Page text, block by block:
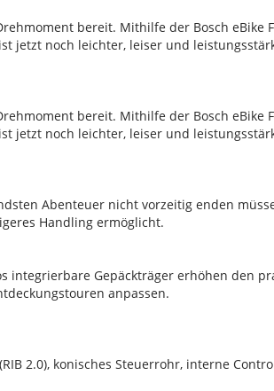
bereit. Mithilfe der Bosch eBike
jetzt noch leichter, leiser und
bereit. Mithilfe der Bosch eBike
jetzt noch leichter, leiser und
Abenteuer nicht vorzeitig enden
Handling ermöglicht.
Gepäckträger erhöhen den
anpassen.
2.0), konisches Steuerrohr, interne